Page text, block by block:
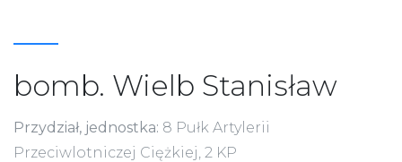
bomb. Wielb Stanisław
Przydział, jednostka: 8 Pułk Artylerii
Przeciwlotniczej Ciężkiej, 2 KP